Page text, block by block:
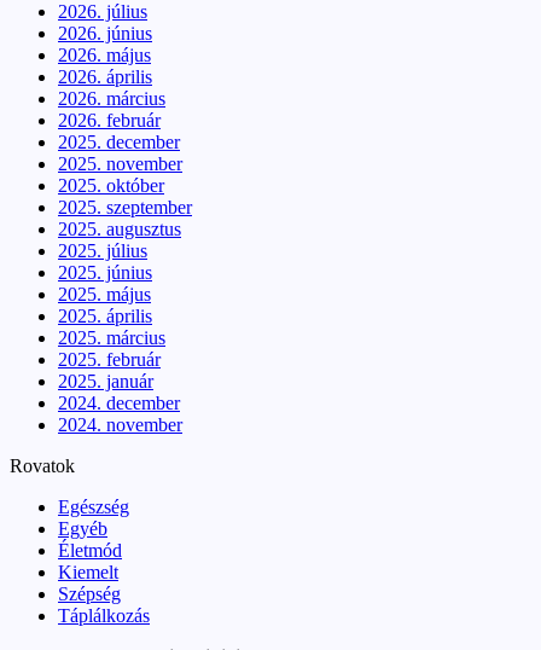
2026. július
2026. június
2026. május
2026. április
2026. március
2026. február
2025. december
2025. november
2025. október
2025. szeptember
2025. augusztus
2025. július
2025. június
2025. május
2025. április
2025. március
2025. február
2025. január
2024. december
2024. november
Rovatok
Egészség
Egyéb
Életmód
Kiemelt
Szépség
Táplálkozás